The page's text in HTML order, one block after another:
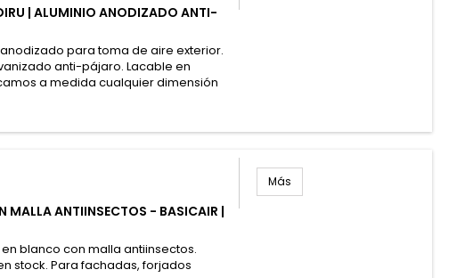
| ALUMINIO ANODIZADO ANTI-
anodizado para toma de aire exterior.
anti-pájaro. Lacable en
a medida cualquier dimensión
MALLA ANTIINSECTOS - BASICAIR |
blanco con malla antiinsectos.
stock. Para fachadas, forjados
Más